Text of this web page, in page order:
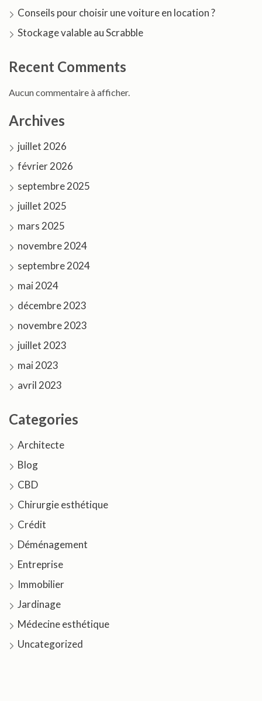
Conseils pour choisir une voiture en location ?
Stockage valable au Scrabble
Recent Comments
Aucun commentaire à afficher.
Archives
juillet 2026
février 2026
septembre 2025
juillet 2025
mars 2025
novembre 2024
septembre 2024
mai 2024
décembre 2023
novembre 2023
juillet 2023
mai 2023
avril 2023
Categories
Architecte
Blog
CBD
Chirurgie esthétique
Crédit
Déménagement
Entreprise
Immobilier
Jardinage
Médecine esthétique
Uncategorized